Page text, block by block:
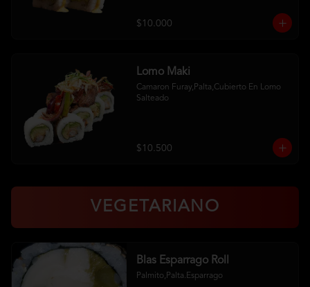
$10.000
Lomo Maki
Camaron Furay,Palta,Cubierto En Lomo
Salteado
$10.500
VEGETARIANO
Blas Esparrago Roll
Palmito,Palta.Esparrago